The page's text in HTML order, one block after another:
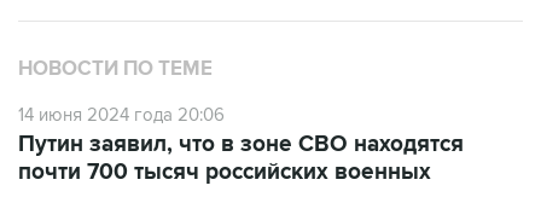
НОВОСТИ ПО ТЕМЕ
14 июня 2024 года 20:06
Путин заявил, что в зоне СВО находятся
почти 700 тысяч российских военных